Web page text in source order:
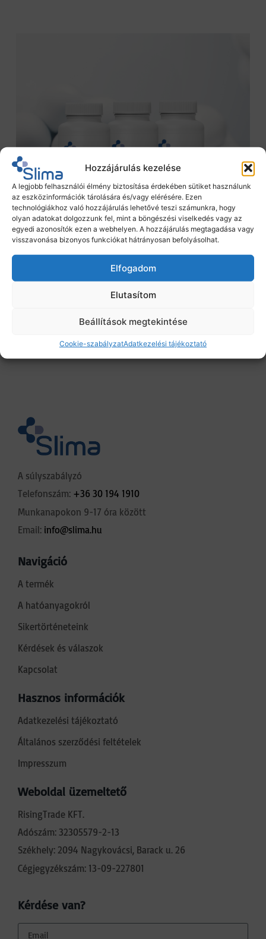
Hozzájárulás kezelése
A legjobb felhasználói élmény biztosítása érdekében sütiket használunk
az eszközinformációk tárolására és/vagy elérésére. Ezen
technológiákhoz való hozzájárulás lehetővé teszi számunkra, hogy
olyan adatokat dolgozzunk fel, mint a böngészési viselkedés vagy az
egyedi azonosítók ezen a webhelyen. A hozzájárulás megtagadása vagy
visszavonása bizonyos funkciókat hátrányosan befolyásolhat.
Elfogadom
Elutasítom
Beállítások megtekintése
Cookie-szabályzatAdatkezelési tájékoztató
A súlyszabályzó
Telefonszám: +36 30 194 1910
Munkanapokon 9-17 óra között
Email: info@slima.hu
Navigáció
A termék
A hatóanyagokról
Sikertörténeteink
Kérdések és válaszok
Kapcsolat
Hasznos információk
Adatkezelési tájékoztató
Általános szerződési feltételek
Impresszum
Weboldal üzemeltető
RisingTrade KFT.
Adószám: 32305579-2-13
Székhely: 2094 Nagykovácsi, Barack u. 26
Cégjegyzékszám: 13-09-227801
Kérdése van?